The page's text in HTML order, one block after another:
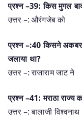
प्रश्न –39: किस मुगल
उत्तर –: औरंगजेब को
प्रश्न –:40 किसने
जलाया था?
उत्तर –: राजाराम जाट ने
प्रश्न –41: मराठा राज्य
उत्तर –: बालाजी